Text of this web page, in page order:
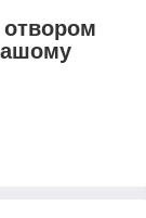
отвором